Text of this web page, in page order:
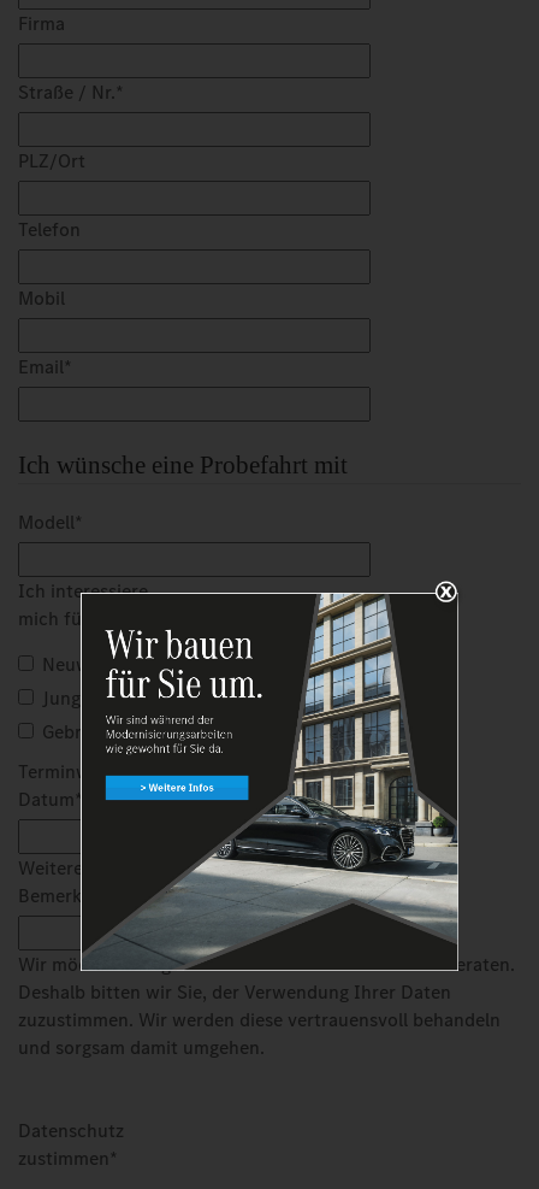
Firma
Straße / Nr.*
PLZ/Ort
Telefon
Mobil
Email*
Ich wünsche eine Probefahrt mit
Modell*
Ich interessiere
mich für einen:
Neuwagen
Jungen Stern
Gebrauchtwagen
Terminwunsch
Datum*
Weitere
Bemerkungen
Wir möchten Sie gerne individuell informieren und beraten.
Deshalb bitten wir Sie, der Verwendung Ihrer Daten
zuzustimmen. Wir werden diese vertrauensvoll behandeln
und sorgsam damit umgehen.
Datenschutz
zustimmen*